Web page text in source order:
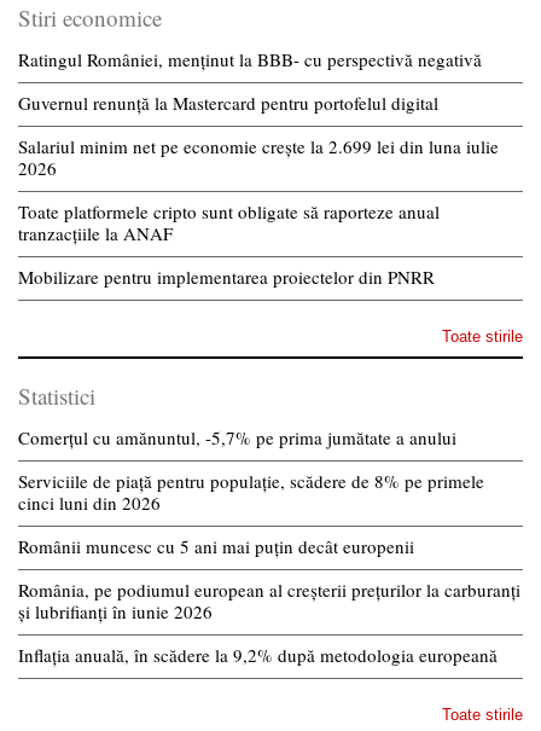
Stiri economice
Ratingul României, menținut la BBB- cu perspectivă negativă
Guvernul renunță la Mastercard pentru portofelul digital
Salariul minim net pe economie crește la 2.699 lei din luna iulie
2026
Toate platformele cripto sunt obligate să raporteze anual
tranzacțiile la ANAF
Mobilizare pentru implementarea proiectelor din PNRR
Toate stirile
Statistici
Comerțul cu amănuntul, -5,7% pe prima jumătate a anului
Serviciile de piață pentru populație, scădere de 8% pe primele
cinci luni din 2026
Românii muncesc cu 5 ani mai puțin decât europenii
România, pe podiumul european al creșterii prețurilor la carburanți
și lubrifianți în iunie 2026
Inflația anuală, în scădere la 9,2% după metodologia europeană
Toate stirile